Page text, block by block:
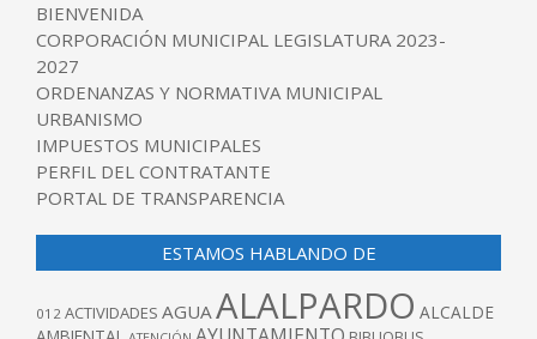
BIENVENIDA
CORPORACIÓN MUNICIPAL LEGISLATURA 2023-
2027
ORDENANZAS Y NORMATIVA MUNICIPAL
URBANISMO
IMPUESTOS MUNICIPALES
PERFIL DEL CONTRATANTE
PORTAL DE TRANSPARENCIA
ESTAMOS HABLANDO DE
012 ACTIVIDADES AGUAALALPARDO ALCALDE